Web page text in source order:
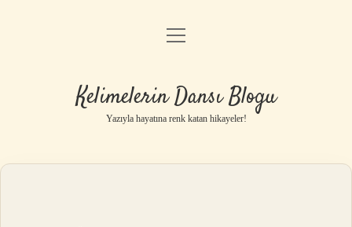
Anasayfa
Yasal Uyarı
menüyü
Kelimelerin Dansı Blogu
Yazıyla hayatına renk katan hikayeler!